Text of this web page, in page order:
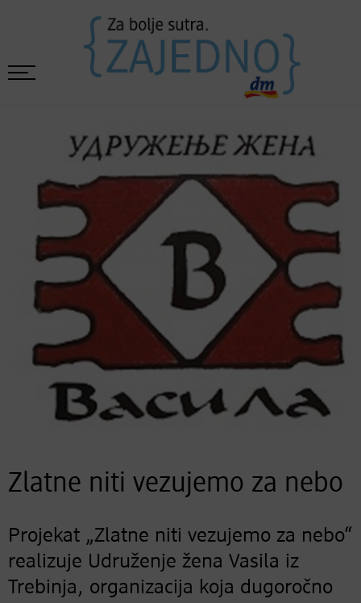
Zlatne niti vezujemo za nebo
Projekat „Zlatne niti vezujemo za nebo“
realizuje Udruženje žena Vasila iz
Trebinja, organizacija koja dugoročno